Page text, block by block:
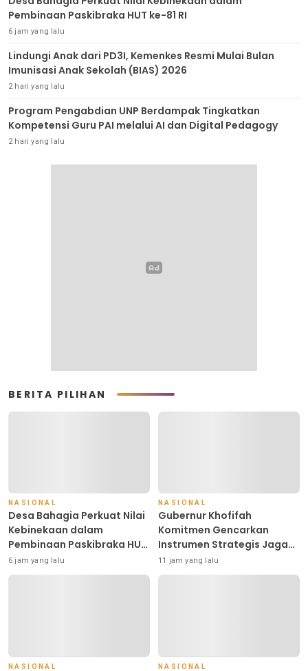
Pembinaan Paskibraka HUT ke-81 RI
6 jam yang lalu
Lindungi Anak dari PD3I, Kemenkes Resmi Mulai Bulan
Imunisasi Anak Sekolah (BIAS) 2026
2 hari yang lalu
Program Pengabdian UNP Berdampak Tingkatkan
Kompetensi Guru PAI melalui AI dan Digital Pedagogy
2 hari yang lalu
BERITA PILIHAN
NASIONAL
Desa Bahagia Perkuat Nilai
Kebinekaan dalam
Pembinaan Paskibraka HUT
ke-81 RI
6 jam yang lalu
NASIONAL
Gubernur Khofifah
Komitmen Gencarkan
Instrumen Strategis Jaga
Daya Beli di Tengah
Dinamika Harga Pangan,
11 jam yang lalu
NASIONAL NASIONAL